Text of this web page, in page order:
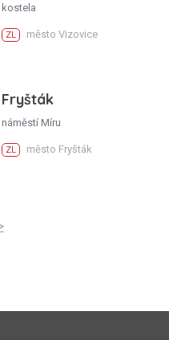
kostela
ZL město Vizovice
Fryšták
náměstí Míru
ZL město Fryšták